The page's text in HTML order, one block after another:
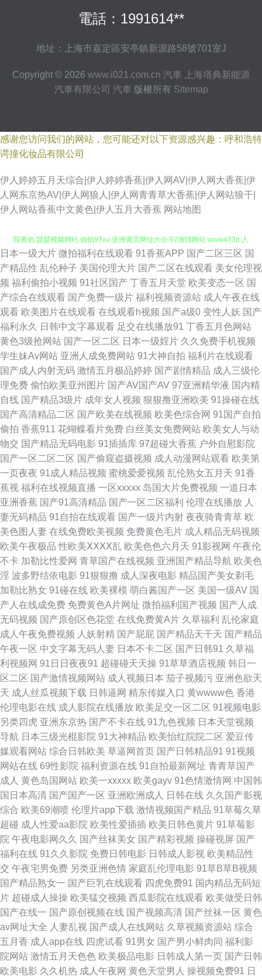
電話：1991614**
地址：上海市嘉定區安亭鎮新源路58號701室J
Copyright © 2026 www.i021.com.cn 汽車
上海塔典新能源
汽車有限公司 汽車 版權所有 Sitemap
感谢您访问我们的网站，您可能还对以下资源感兴趣：呼和浩特
谔撞化妆品有限公司
伊人婷婷五月天综合|伊人婷婷香蕉|伊人网AV|伊人网大香蕉|伊
人网东京热AV|伊人网狼人|伊人网青青草大香蕉|伊人网站狼干|
伊人网站香蕉中文黄色|伊人五月大香蕉 网站地图
免费看的黄色网子 91福利在线观看 精品蔬菜一区二区 欧美两性性交 日韩影
院黄色 瑟瑟视频网站 偷拍97av 亚洲黄页网址大全 97激情网站 www473p 人
妻伊人大香蕉 人妻激情性爱小说 超碰资源网 丰满少妇被C 欧美资源av网 91
看片成人 蜜桃h视频 91N在线视频 在线超碰色片 97人人香蕉 超碰婷婷 国产
精品视频久久 老司机色综合 日本A级网站 五月天偷拍 午夜久久无码 影音先
锋伪娘 99精热 成人视频免费网站 国产精品国产精品 黄色的视频网站 老司机
123AV 欧美实操视频 尤物com欧美 国产青草网 老司机你懂得网站 日本小a
网站 亚洲成狼网 变态AV另类 国产TS系里 久久午夜论理片 青娱视频91 日本
熟女自慰 涩涩色导航 五月瑟瑟导航 午夜影院操 亚州色图另类 在线观看91网
站 在线香蕉 91黑丝 91深夜福利 97超碰作爱 大香蕉9999 青青草视频污 日韩
AV一区 91com视频 av18导航站 操欧美B 国产三级在线 狠狠干狠狠艹 九九
亚心丝袜久久 另类春色综合 人妖网站 日韩涩汇 日韩色情激情 五月麻豆传媒
亚洲一区综合 肏屄大香蕉 第一福利视频 豆花性播AV网 国产在线骚货群p 精
品国产色色 美女午夜影院 欧美色图21 日韩色情AV导航 天堂男人av 午夜影
院强奸 国产福利导航精 高清播放一区二区 欧美酒色网 久久国产精品人夷 亚
洲日韩aa无码 传媒福利电影 免费深夜91 国产精品成 欧亚美日一区 天天日批
亚洲操逼艺术 91艹人 91视频网 97自拍网站 成人97 高清91ncn 国产做受高
潮豆麻 国产精品一二 51AV国产 肏屄色网 豆花影院色 国产网站 九一白虎 老
司机av影院 美女一级aa 人妻诱惑影院 日本女抠逼 日韩无遮挡免费看 四虎色
导航 香蕉视频免费下载 91次员 97人人做视频 超碰豆花AV 豆花在线免费社
区 含羞草在线 精品三级网站 久久国产媒体 老湿激情影院 美女被草 日本在线
AB 丝袜美足 91视频在线网站 av大全观看网址 超碰人人爱人人做 国产视频
91啦 极品性感91白丝 久热视频精品 人妻美少妇 微拍福利92 91精品豆花 97
超碰艹人人艹 av小电影导航 超碰碰激情 国产高潮免费 激情福利影院 老司机
亚洲天堂 欧美人妖另类 日韩无码青青草原 性爱av影院 91福利所 91在线在
日本一级大片 微拍福利在线观看 91香蕉APP 国产二区三区 国
产精品性 乱伦种子 美国伦理大片 国产二区在线观看 美女伦理视
频 福利偷拍小视频 91社区国产 丁香五月天堂 欧美变态一区 国
产综合在线观看 国产免费一级片 福利视频资源站 成人午夜在线
观看 欧美图片在线观看 在线观看h视频 国产a级0 变性人妖 国产
福利永久
日韩中文字幕观看 足交在线播放91 丁香五月色网站
黄色3级抢网站 国产一区二区 日本一级婬片 久久免费手机视频
学生妹Av网站 亚洲人成免费网站 91大神自拍 福利片在线观看
国产成人内射无码 激情五月极品婷婷 国产剧情精品 成人三级伦
理免费 偷怕欧美亚州图片 国产AV国产AV 97亚洲精华液 国内精
自线 国产精品3级片 成年女人视频 狠狠撸亚洲欧美 91操碰在线
国产高清精品二区 国产欧美在线视频 欧美色综合网 91国产自拍
偷拍 香蕉911 花蝴蝶看片免费 白丝美女免费网站 欧美女人与动
物交 国产精品无码电影 91插插库 97超碰大香蕉 户外自慰影院
国产一区二区二区 国产偷窥盗摄视频 成人动漫网站观看 欧美第
一页夜夜 91成人精品视频 蜜桃爱爱视频 乱伦熟女五月天 91香
蕉视 福利在线视频直播 一区xxxxx 岛国大片免费视频 一道日本
亚洲香蕉 国产91高清精品 国产一区二区福利 伦理在线播放 人
妻无码精品 91自拍在线观看 国产一级片内射 夜夜骑青青草 欧
美色图人妻 在线免费欧美视频 免费黄色毛片 成人精品无码视频
欧美午夜极品 性欧美ⅩⅩⅩⅩ乱 欧美色色六月天 91影视网 午夜伦
不卡 加勒比性爱网 青草国产在线视频 亚洲国产精品导航 欧美色
淫 波多野结依电影 91狠狠撸 成人深夜电影 精品国产美女剃毛
加勒比熟女 91碰在线 欧美裸模 萌白酱国产一区 美国一级AV 国
产人在线成免费 免费黄色A片网址 微拍福利国产视频 国产人成
无码视频 国产原创区色花堂 在线免费黄A片 久草福利 乱伦家庭
成人午夜免费视频 人妖射精 国产屁屁 国产精品天干天 国产精品
午夜一区 中文字幕无码人妻 日本不卡二区 国产日韩91 久草福
利视频网 91日日夜夜91 超碰碰天天操 91草草酒店视频 韩日一
区二区 国产激情视频网站 成人视频日本 茄子视频污 亚洲色欲天
天 成人丝瓜视频下载 日韩逼网 精东传媒入口 黄wwww色 香港
伦理电影在线 成人影院在线播放 欧美足交一区二区 91视频电影
另类四虎 亚洲东京热 国产不卡在线 91九色视频 日本天堂视频
导航 日本三级光棍影院 91大神精品 欧美怡红院院二区 爱豆传
媒观看网站 综合日韩欧美 草逼网首页 国产日韩精品91 91视频
网站在线 69性影院 福利资源在线 91自拍最新网址 青青草国产
成人 黄色岛国网站 欧美一xxxxx 欧美gayv 91色情激情网 中国韩
国日本高清 国产国产一区 亚洲欧洲成人 日韩在线 久久国产影视
综合 欧美69潮喷 伦理片app下载 激情视频国产精品 91草莓久草
超碰 成人性爱aa影院 欧美性爱插插 欧美日韩色黄片 91草莓影
院 午夜电影网久久 国产丝袜美女 国产精彩视频 操碰视屏 国产
福利在线 91久久影院 免费日韩电影 日韩成人影视 欧美精品性
交 午夜宅男免费 另类亚洲色情 家庭乱伦理电影 91草B草B视频
国产精品熟女一 国产巨乳在线观看 四虎免费91 国内精品无码短
片 超碰成人操操 欧美猛交视频 西瓜影院在线观看 欧美做受日韩
国产在线一 国产原创视频在线 国产视频高清 国产丝袜一区 黄色
av网址大全 人妻乱视 国产成人在线网站 久草视频资源站 综合
五月香 成人app在线 四虎试看 91男女 国产男小鲜肉同 福利影
院网站 激情五月天色色 欧美极品电影 日韩成人第一页 国产日韩
欧美电影 久久机热 成人午夜网 黄色天堂男人 操视频免费91 日